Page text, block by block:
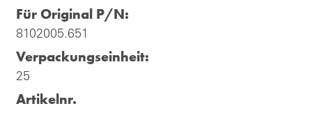
Für Original P/N:
8102005.651
Verpackungseinheit:
25
Artikelnr.